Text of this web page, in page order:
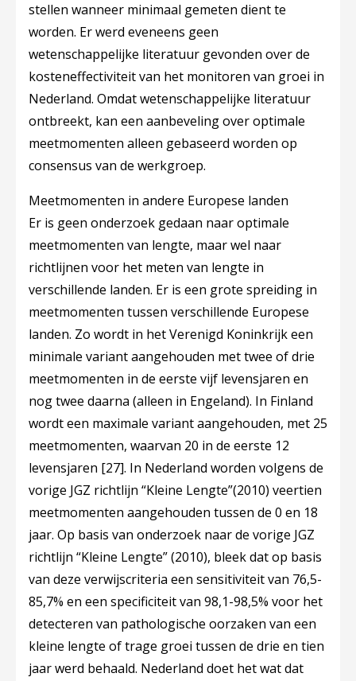
stellen wanneer minimaal gemeten dient te
worden. Er werd eveneens geen
wetenschappelijke literatuur gevonden over de
kosteneffectiviteit van het monitoren van groei in
Nederland. Omdat wetenschappelijke literatuur
ontbreekt, kan een aanbeveling over optimale
meetmomenten alleen gebaseerd worden op
consensus van de werkgroep.
Meetmomenten in andere Europese landen
Er is geen onderzoek gedaan naar optimale
meetmomenten van lengte, maar wel naar
richtlijnen voor het meten van lengte in
verschillende landen. Er is een grote spreiding in
meetmomenten tussen verschillende Europese
landen. Zo wordt in het Verenigd Koninkrijk een
minimale variant aangehouden met twee of drie
meetmomenten in de eerste vijf levensjaren en
nog twee daarna (alleen in Engeland). In Finland
wordt een maximale variant aangehouden, met 25
meetmomenten, waarvan 20 in de eerste 12
levensjaren [27]. In Nederland worden volgens de
vorige JGZ richtlijn “Kleine Lengte”(2010) veertien
meetmomenten aangehouden tussen de 0 en 18
jaar. Op basis van onderzoek naar de vorige JGZ
richtlijn “Kleine Lengte” (2010), bleek dat op basis
van deze verwijscriteria een sensitiviteit van 76,5-
85,7% en een specificiteit van 98,1-98,5% voor het
detecteren van pathologische oorzaken van een
kleine lengte of trage groei tussen de drie en tien
jaar werd behaald. Nederland doet het wat dat